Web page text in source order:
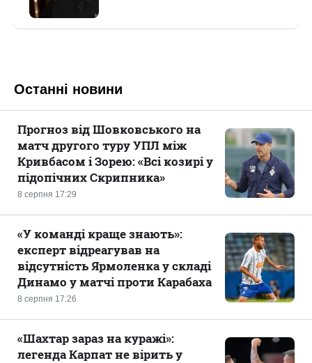
Останні новини
8 серпня 17:29
Прогноз від Шовковського на
матч другого туру УПЛ між
Кривбасом і Зорею: «Всі козирі у
підопічних Скрипника»
8 серпня 17:26
«У команді краще знають»:
експерт відреагував на
відсутність Ярмоленка у складі
Динамо у матчі проти Карабаха
«Шахтар зараз на куражі»:
легенда Карпат не вірить у